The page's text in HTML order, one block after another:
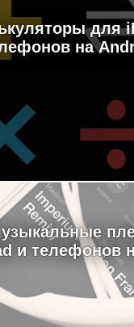
для
на
и телефонов